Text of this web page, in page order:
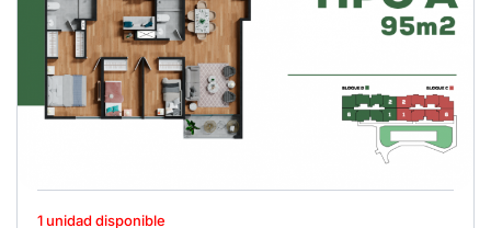
1 unidad disponible